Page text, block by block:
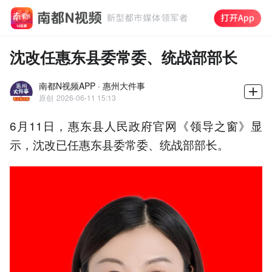
沈改任惠东县委常委、统战部部长
南都N视频APP · 惠州大件事
原创 2026-06-11 15:13
6月11日，惠东县人民政府官网《领导之窗》显
示，沈改已任惠东县委常委、统战部部长。